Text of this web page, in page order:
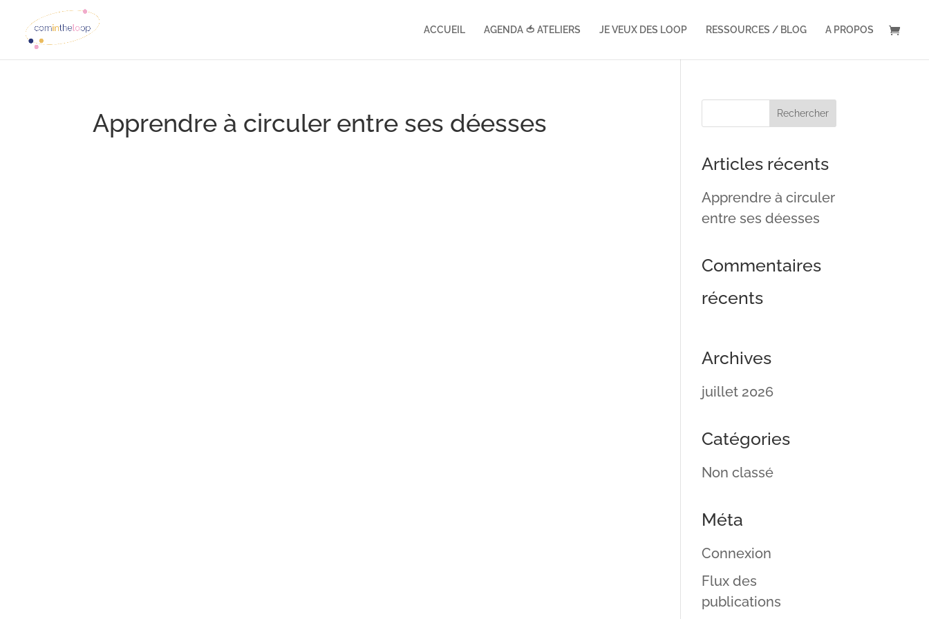
ACCUEIL AGENDA 🍅 ATELIERS JE VEUX DES LOOP RESSOURCES / BLOG A PROPOS
Apprendre à circuler entre ses déesses
Articles récents
Apprendre à circuler
entre ses déesses
Commentaires
récents
Archives
juillet 2026
Catégories
Non classé
Méta
Connexion
Flux des
publications